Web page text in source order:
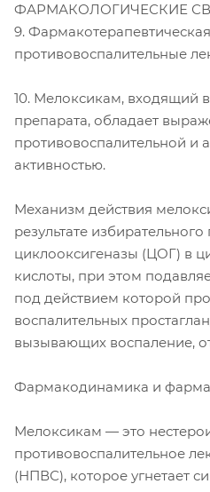
ФАРМАКОЛОГИЧЕСКИЕ
9.
противовоспалительные
10. Мелоксикам, входящий
препарата, обладает
противовоспалительной и
активностью.
Механизм действия
результате
циклооксигеназы (ЦОГ) в
кислоты, при этом
под действием которой
воспалительных
вызывающих воспаление,
Фармакодинамика и
Мелоксикам — это
противовоспалительное
(НПВС), которое угнетает